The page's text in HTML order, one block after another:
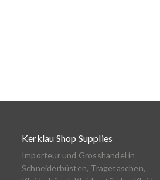
Kerklau Shop Supplies
Importeur und Grosshandel in
Schneiderbüsten, Tragetaschen,